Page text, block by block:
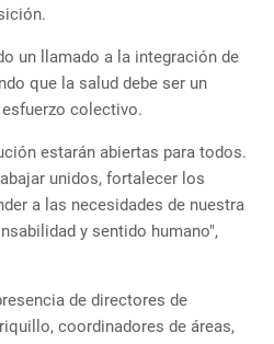
un llamado a la integración de
que la salud debe ser un
colectivo.
estarán abiertas para todos.
unidos, fortalecer los
a las necesidades de nuestra
y sentido humano",
de directores de
coordinadores de áreas,